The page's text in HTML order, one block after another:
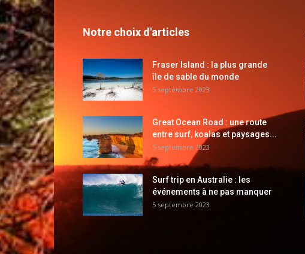
Notre choix d'articles
Fraser Island : la plus grande
île de sable du monde
5 septembre 2023
Great Ocean Road : une route
entre surf, koalas et paysages...
5 septembre 2023
Surf trip en Australie : les
événements à ne pas manquer
5 septembre 2023